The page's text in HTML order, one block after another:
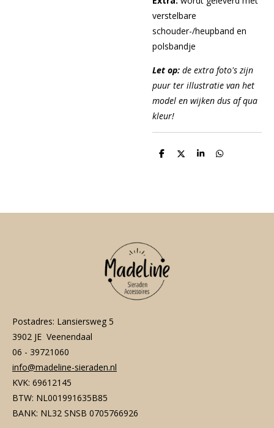
verstelbare
schouder-/heupband en
polsbandje
Let op: de extra foto's zijn
puur ter illustratie van het
model en wijken dus af qua
kleur!
D
D
S
D
Postadres: Lansiersweg 5
3902 JE Veenendaal
06 - 39721060
info@madeline-sieraden.nl
KVK: 69612145
BTW: NL001991635B85
BANK: NL32 SNSB 0705766926